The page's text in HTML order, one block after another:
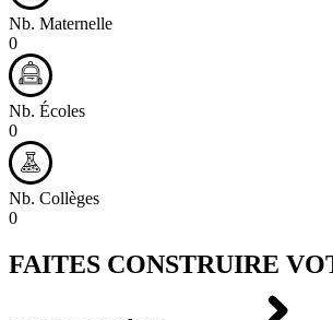
Nb. Maternelle
0
Nb. Écoles
0
Nb. Collèges
0
FAITES CONSTRUIRE